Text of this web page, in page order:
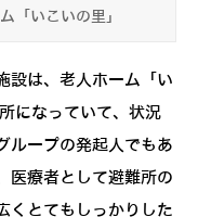
「いこいの里」
設は、老人ホーム「い
になっていて、状況
ループの発起人でもあ
医療者として避難所の
くとてもしっかりした